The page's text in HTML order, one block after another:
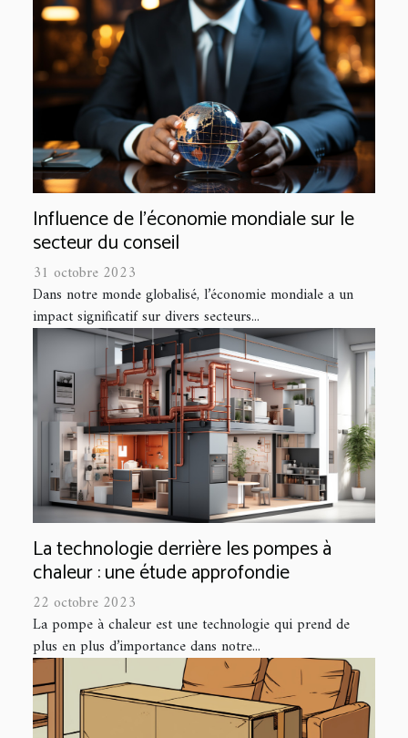
Influence de l'économie mondiale sur le
secteur du conseil
31 octobre 2023
Dans notre monde globalisé, l’économie mondiale a un
impact significatif sur divers secteurs...
La technologie derrière les pompes à
chaleur : une étude approfondie
22 octobre 2023
La pompe à chaleur est une technologie qui prend de
plus en plus d’importance dans notre...